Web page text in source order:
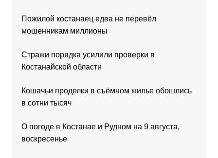
Пожилой костанаец едва не перевёл
мошенникам миллионы
Стражи порядка усилили проверки в
Костанайской области
Кошачьи проделки в съёмном жилье обошлись
в сотни тысяч
О погоде в Костанае и Рудном на 9 августа,
воскресенье